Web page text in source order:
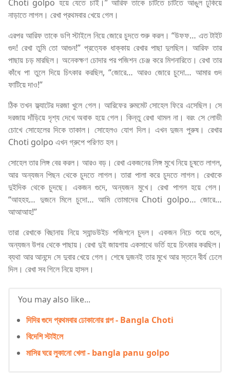
Choti golpo হয়ে যেতে চাই।” আরিফ তাকে চাটতে চাটতে আঙুল ঢুকিয়ে
নাড়াতে লাগল। রেখা প্রথমবার খেয়ে গেল।
এরপর আরিফ তাকে ডগি স্টাইলে নিয়ে জোরে চুদতে শুরু করল। “উফফ… এত টাইট
গুদ! রেখা তুমি তো আগুন!” প্রত্যেক ধাক্কায় রেখার পাছা দুলছিল। আরিফ তার
পাছায় চড় মারছিল। অনেকক্ষণ চোদার পর পজিশন চেঞ্জ করে মিশনারিতে। রেখা তার
কাঁধে পা তুলে দিয়ে চিৎকার করছিল, “জোরে… আরও জোরে চুদো… আমার গুদ
ফাটিয়ে দাও!”
ঠিক তখন ফ্ল্যাটের দরজা খুলে গেল। আরিফের রুমমেট সোহেল ফিরে এসেছিল। সে
দরজায় দাঁড়িয়ে দৃশ্য দেখে অবাক হয়ে গেল। কিন্তু রেখা থামল না। বরং সে লোভী
চোখে সোহেলের দিকে তাকাল। সোহেলও যোগ দিল। এখন দুজন পুরুষ। রেখার
Choti golpo এখন গ্রুপে পরিণত হল।
সোহেল তার লিঙ্গ বের করল। আরও বড়। রেখা একজনের লিঙ্গ মুখে নিয়ে চুষতে লাগল,
আর অন্যজন পিছন থেকে চুদতে লাগল। তারা পালা করে চুদতে লাগল। রেখাকে
দুইদিক থেকে চুদছে। একজন গুদে, অন্যজন মুখে। রেখা পাগল হয়ে গেল।
“আহহহ… দুজনে মিলে চুদো… আমি তোমাদের Choti golpo… জোরে…
আআআহ!”
তারা রেখাকে বিছানায় নিয়ে স্যান্ডউইচ পজিশনে চুদল। একজন নিচে শুয়ে গুদে,
অন্যজন উপর থেকে পাছায়। রেখা দুই জায়গায় একসাথে ভর্তি হয়ে চিৎকার করছিল।
ব্যথা আর আনন্দে সে দুবার খেয়ে গেল। শেষে দুজনই তার মুখে আর স্তনে বীর্য ঢেলে
দিল। রেখা সব গিলে নিয়ে হাসল।
You may also like...
দিদির গুদে প্রথমবার ঢোকানোর গল্প - Bangla Choti
বিদেশি স্টাইলে
মাসির ঘরে লুকানো খেলা - bangla panu golpo